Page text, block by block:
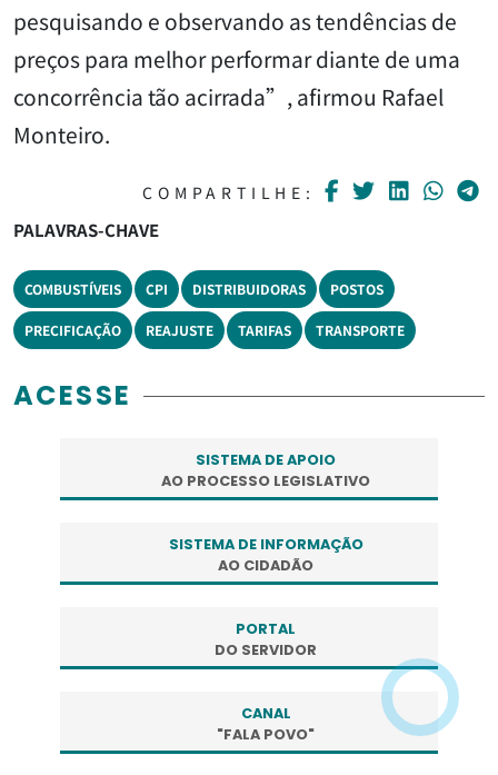
pesquisando e observando as tendências de
preços para melhor performar diante de uma
concorrência tão acirrada”, afirmou Rafael
Monteiro.
COMPARTILHE:
PALAVRAS-CHAVE
COMBUSTÍVEIS CPI DISTRIBUIDORAS POSTOS
PRECIFICAÇÃO REAJUSTE TARIFAS TRANSPORTE
ACESSE
SISTEMA DE APOIO
AO PROCESSO LEGISLATIVO
SISTEMA DE INFORMAÇÃO
AO CIDADÃO
PORTAL
DO SERVIDOR
CANAL
"FALA POVO"